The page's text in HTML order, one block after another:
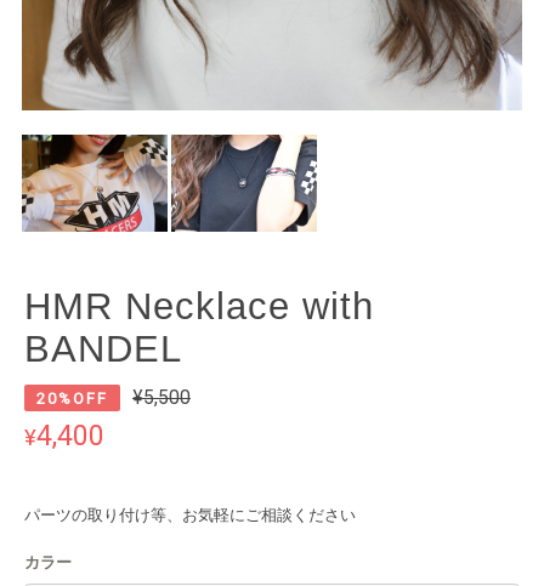
HMR Necklace with
BANDEL
20%OFF ¥5,500
¥4,400
パーツの取り付け等、お気軽にご相談ください
カラー